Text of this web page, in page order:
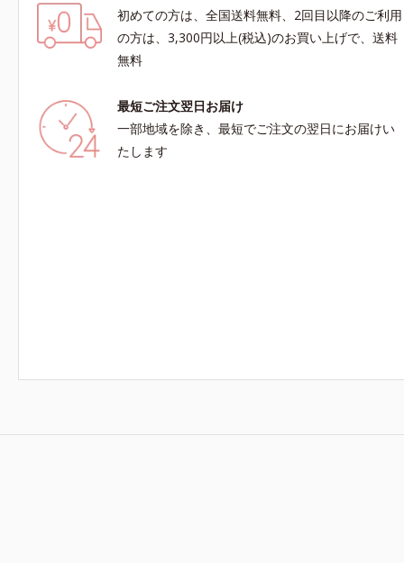
初めての方は、全国送料無料、2回目以降のご利用
の方は、3,300円以上(税込)のお買い上げで、送料
無料
最短ご注文翌日お届け
一部地域を除き、最短でご注文の翌日にお届けい
たします